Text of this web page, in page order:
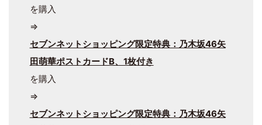
を購入
⇒
セブンネットショッピング限定特典：乃木坂46矢
田萌華ポストカードB、1枚付き
を購入
⇒
セブンネットショッピング限定特典：乃木坂46矢